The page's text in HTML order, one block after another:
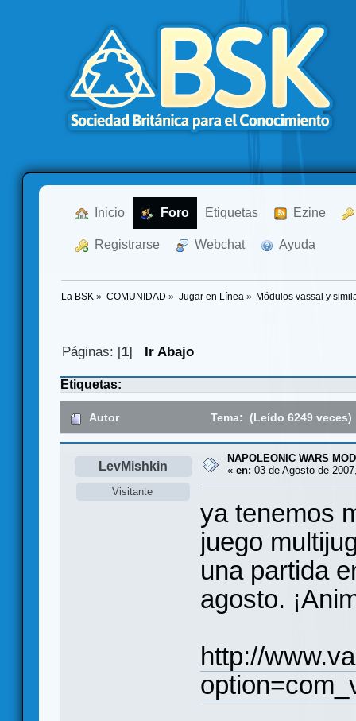
Inicio Foro Etiquetas Ezine
Registrarse Webchat Ayuda
La BSK » COMUNIDAD » Jugar en Línea » Módulos vassal y
Páginas: [1] Ir Abajo
Etiquetas:
Autor Tema: (Leído 6249 veces)
LevMishkin
Visitante
NAPOLEONIC WARS
« en: 03 de Agosto de
ya tenemos
juego
una partida
agosto.
http://